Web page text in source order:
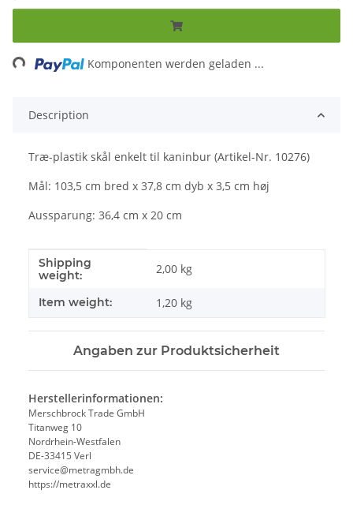
Komponenten werden geladen ...
Description
Træ-plastik skål enkelt til kaninbur (Artikel-Nr. 10276)
Mål: 103,5 cm bred x 37,8 cm dyb x 3,5 cm høj
Aussparung: 36,4 cm x 20 cm
#productDetails.itemInformation#
#productDetails.itemValue#
Shipping
weight:
2,00 kg
Item weight: 1,20 kg
Angaben zur Produktsicherheit
Herstellerinformationen:
Merschbrock Trade GmbH
Titanweg 10
Nordrhein-Westfalen
DE-33415 Verl
service@metragmbh.de
https://metraxxl.de